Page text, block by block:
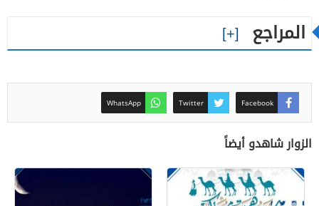
المراجع
Facebook
Twitter
WhatsApp
الزوار شاهدو أيضاً